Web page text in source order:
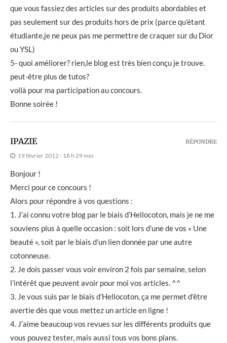
que vous fassiez des articles sur des produits abordables et
pas seulement sur des produits hors de prix (parce qu’étant
étudiante,je ne peux pas me permettre de craquer sur du Dior
ou YSL)
5- quoi améliorer? rien,le blog est très bien conçu je trouve.
peut-être plus de tutos?
voilà pour ma participation au concours.
Bonne soirée !
IPAZIE
19 février 2012 - 18 h 29 min
Bonjour !
Merci pour ce concours !
Alors pour répondre à vos questions :
1. J’ai connu votre blog par le biais d’Hellocoton, mais je ne me
souviens plus à quelle occasion : soit lors d’une de vos « Une
beauté », soit par le biais d’un lien donnée par une autre
cotonneuse.
2. Je dois passer vous voir environ 2 fois par semaine, selon
l’intérêt que peuvent avoir pour moi vos articles. ^^
3. Je vous suis par le biais d’Hellocoton, ça me permet d’être
avertie dès que vous mettez un article en ligne !
4. J’aime beaucoup vos revues sur les différents produits que
vous pouvez tester, mais aussi tous vos bons plans.
RÉPONDRE